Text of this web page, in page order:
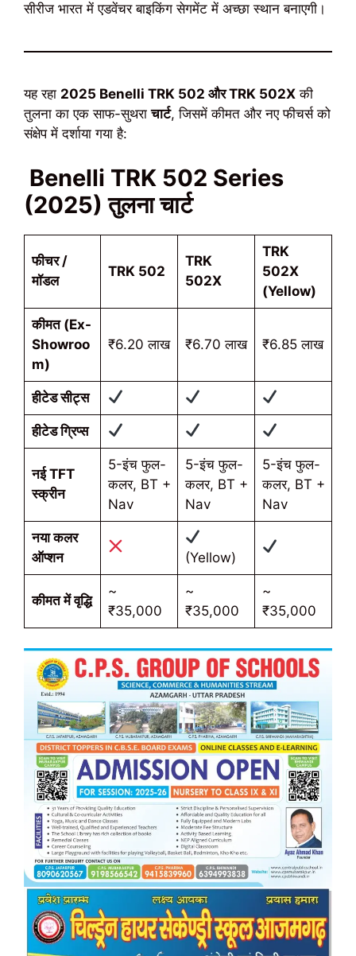
सीरीज भारत में एडवेंचर बाइकिंग सेगमेंट में अच्छा स्थान बनाएगी।
यह रहा 2025 Benelli TRK 502 और TRK 502X की
तुलना का एक साफ-सुथराचार्ट, जिसमें कीमत और नए फीचर्स को
संक्षेप में दर्शाया गया है:
Benelli TRK 502 Series
(2025) तुलना चार्ट
फीचर /
मॉडल
TRK 502
TRK
502X
TRK
502X
(Yellow)
कीमत (Ex-
Showroo
m)
₹6.20 लाख ₹6.70 लाख ₹6.85 लाख
हीटेड सीट्स
हीटेड ग्रिप्स
नई TFT
स्क्रीन
5-इंच फुल-
कलर, BT +
Nav
5-इंच फुल-
कलर, BT +
Nav
5-इंच फुल-
कलर, BT +
Nav
नया कलर
ऑप्शन
(Yellow)
कीमत में वृद्धि
~
₹35,000
~
₹35,000
~
₹35,000